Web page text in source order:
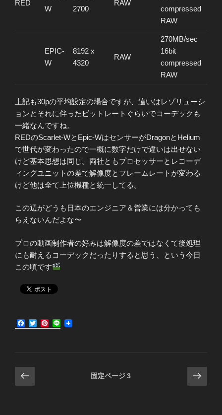
RED
W
2700
RAW
compressed
RAW
EPIC-
W
8192 x
4320
RAW
270MB/sec
16bit
compressed
RAW
上記も30pの平均設定の場合ですが、違いはレゾリューシ
ョンとそれに伴ったビットレートぐらいでコーデックも
一緒なんですね。
REDのScarlet-WとEpic-WはセンサーがDragonとHelium
で世代が変わったので一概に数字だけで違いは出せない
けど基本思想は同じ。両社ともプロセッサーとレコーデ
ィングユニットの差で解像度とフレームレートが変わる
けど他は全て上位機種と統一してる。
この辺がどうも日本のエンジニア＆営業には分かっても
らえないんだよな〜
プロの動画制作者の好みは解像度の差ではなくて後処理
にも耐えるコーデックだったりすると思う、という今日
この頃です
F
a
k
T
w
P
i
L
投
稿
前
の
固定ページ3
次
の